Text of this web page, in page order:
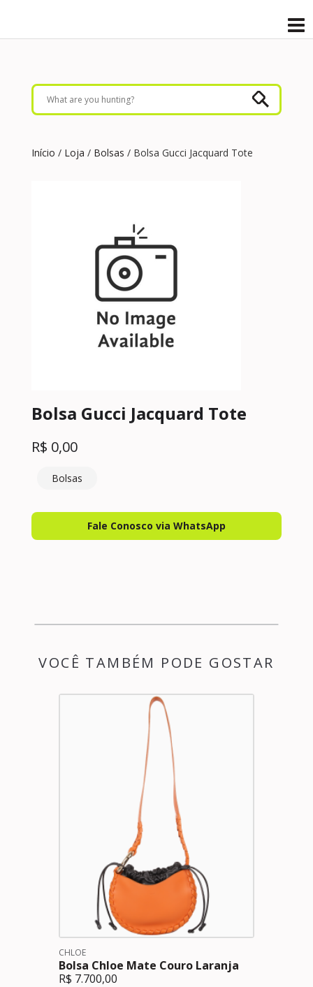
Início / Loja / Bolsas / Bolsa Gucci Jacquard Tote
Bolsa Gucci Jacquard Tote
R$ 0,00
Bolsas
Fale Conosco via WhatsApp
VOCÊ TAMBÉM PODE GOSTAR
CHLOE
Bolsa Chloe Mate Couro Laranja
R$ 7.700,00